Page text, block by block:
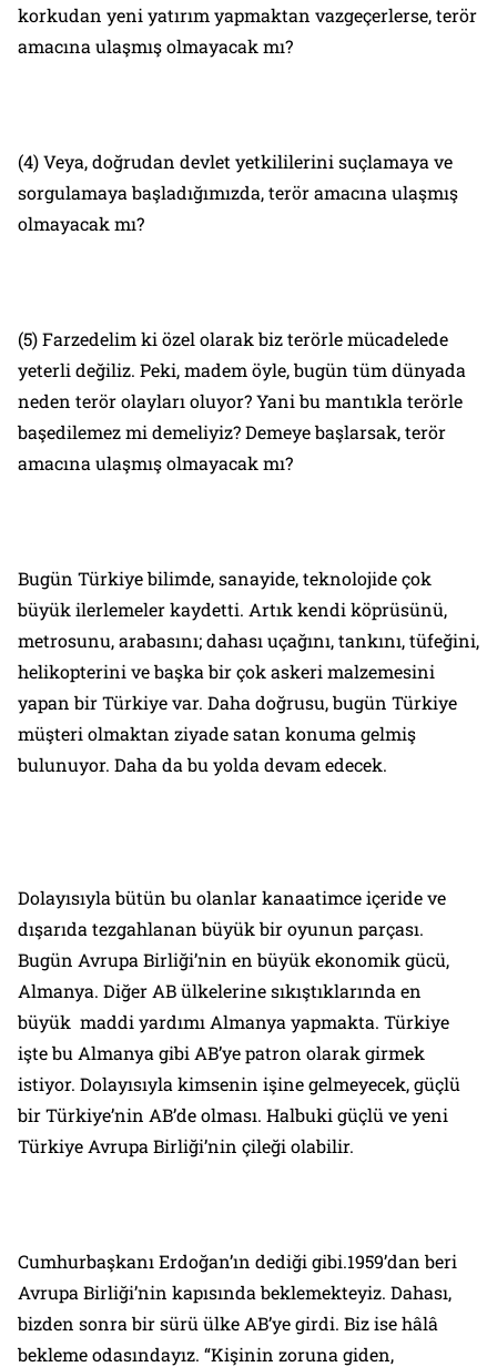
korkudan yeni yatırım yapmaktan vazgeçerlerse, terör
amacına ulaşmış olmayacak mı?
(4) Veya, doğrudan devlet yetkililerini suçlamaya ve
sorgulamaya başladığımızda, terör amacına ulaşmış
olmayacak mı?
(5) Farzedelim ki özel olarak biz terörle mücadelede
yeterli değiliz. Peki, madem öyle, bugün tüm dünyada
neden terör olayları oluyor? Yani bu mantıkla terörle
başedilemez mi demeliyiz? Demeye başlarsak, terör
amacına ulaşmış olmayacak mı?
Bugün Türkiye bilimde, sanayide, teknolojide çok
büyük ilerlemeler kaydetti. Artık kendi köprüsünü,
metrosunu, arabasını; dahası uçağını, tankını, tüfeğini,
helikopterini ve başka bir çok askeri malzemesini
yapan bir Türkiye var. Daha doğrusu, bugün Türkiye
müşteri olmaktan ziyadesatan konuma gelmiş
bulunuyor. Daha da bu yolda devam edecek.
Dolayısıyla bütün bu olanlar kanaatimce içeride ve
dışarıda tezgahlanan büyük bir oyunun parçası.
Bugün Avrupa Birliği’nin en büyük ekonomik gücü,
Almanya. Diğer AB ülkelerine sıkıştıklarında en
büyük maddi yardımı Almanya yapmakta. Türkiye
işte bu Almanya gibi AB’yepatron olarak girmek
istiyor. Dolayısıyla kimsenin işine gelmeyecek, güçlü
bir Türkiye’nin AB’de olması. Halbuki güçlü ve yeni
Türkiye Avrupa Birliği’nin çileği olabilir.
Cumhurbaşkanı Erdoğan’ın dediği gibi.1959’dan beri
Avrupa Birliği’nin kapısında beklemekteyiz. Dahası,
bizden sonra bir sürü ülke AB’ye girdi. Biz ise hâlâ
bekleme odasındayız. “Kişinin zoruna giden,